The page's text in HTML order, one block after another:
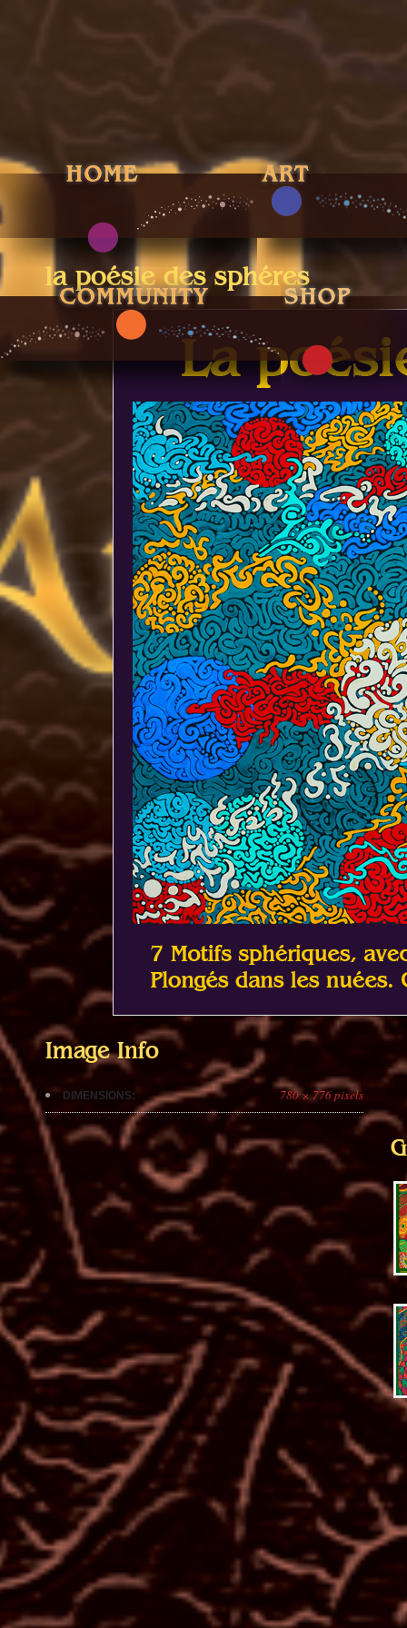
la poésie des sphéres
Image Info
DIMENSIONS: 780 × 776 pixels